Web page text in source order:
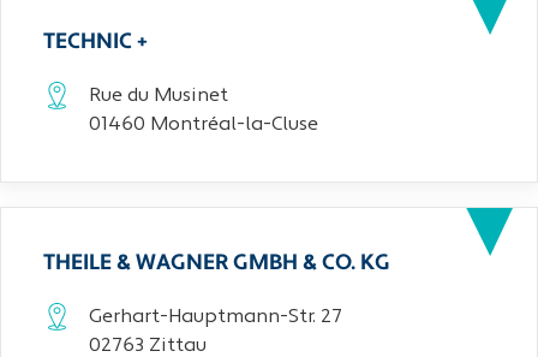
TECHNIC +
Rue du Musinet
01460 Montréal-la-Cluse
THEILE & WAGNER GMBH & CO. KG
Gerhart-Hauptmann-Str. 27
02763 Zittau